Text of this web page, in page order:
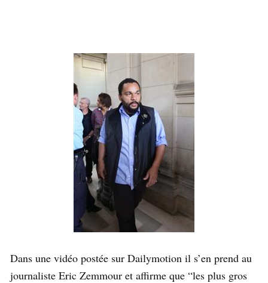
Dans une vidéo postée sur Dailymotion il s’en prend au
journaliste Eric Zemmour et affirme que “les plus gros